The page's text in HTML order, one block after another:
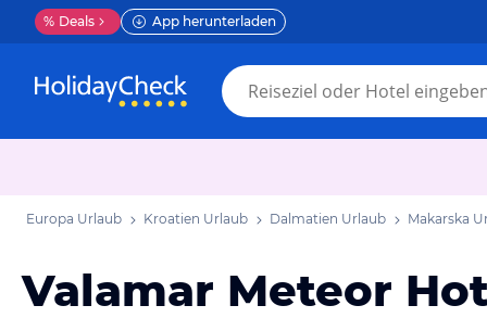
% Deals App herunterladen
Europa Urlaub Kroatien Urlaub Dalmatien Urlaub Makarska
Valamar Meteor